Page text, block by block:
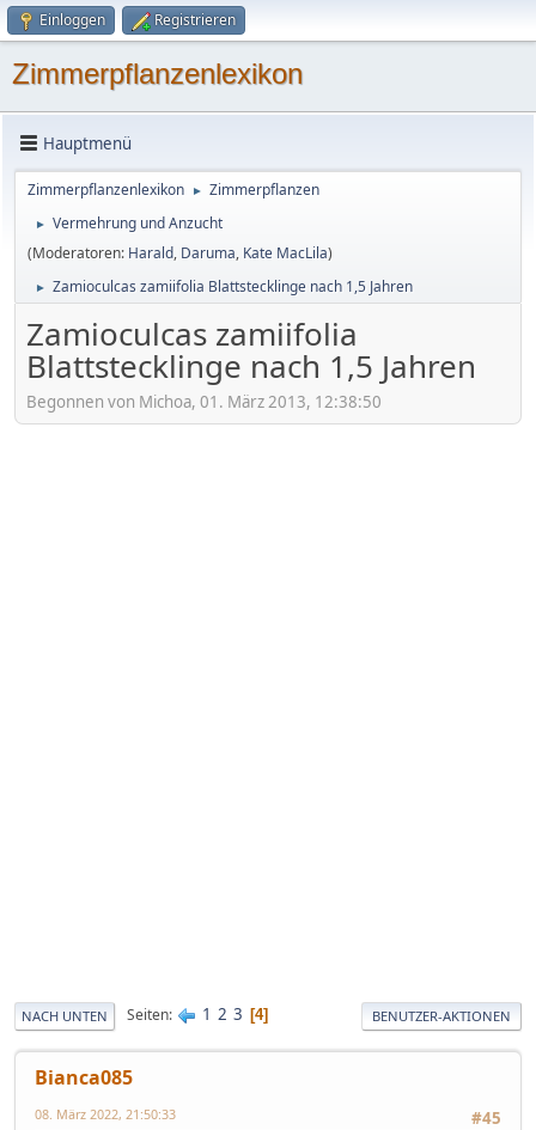
Einloggen Registrieren
Zimmerpflanzenlexikon
Hauptmenü
Zimmerpflanzenlexikon ► Zimmerpflanzen
►
Vermehrung und Anzucht
(Moderatoren: Harald, Daruma, Kate MacLila)
► Zamioculcas zamiifolia Blattstecklinge nach 1,5 Jahren
Zamioculcas zamiifolia
Blattstecklinge nach 1,5 Jahren
Begonnen von Michoa, 01. März 2013, 12:38:50
NACH UNTEN Seiten 1 2 3 4 BENUTZER-AKTIONEN
Bianca085
#45
08. März 2022, 21:50:33